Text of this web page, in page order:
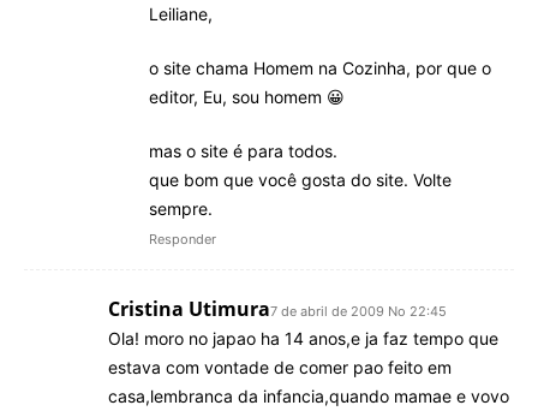
Leiliane,
o site chama Homem na Cozinha, por que o
editor, Eu, sou homem 😀
mas o site é para todos.
que bom que você gosta do site. Volte
sempre.
Responder
Cristina Utimura7 de abril de 2009 No 22:45
Ola! moro no japao ha 14 anos,e ja faz tempo que
estava com vontade de comer pao feito em
casa,lembranca da infancia,quando mamae e vovo